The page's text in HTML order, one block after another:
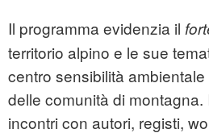
Il programma evidenzia il
territorio alpino e le sue
centro sensibilità
delle comunità di
incontri con autori, registi,